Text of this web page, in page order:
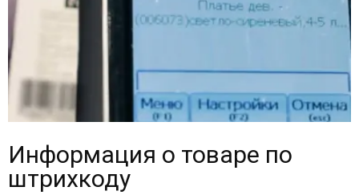
Информация о товаре по
штрихкоду